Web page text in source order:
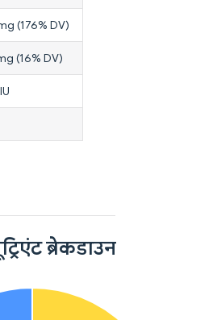
(176% DV)
(16% DV)
ब्रेकडाउन